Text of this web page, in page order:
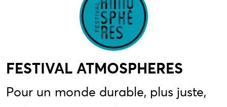
FESTIVAL ATMOSPHERES
Pour un monde durable, plus juste,